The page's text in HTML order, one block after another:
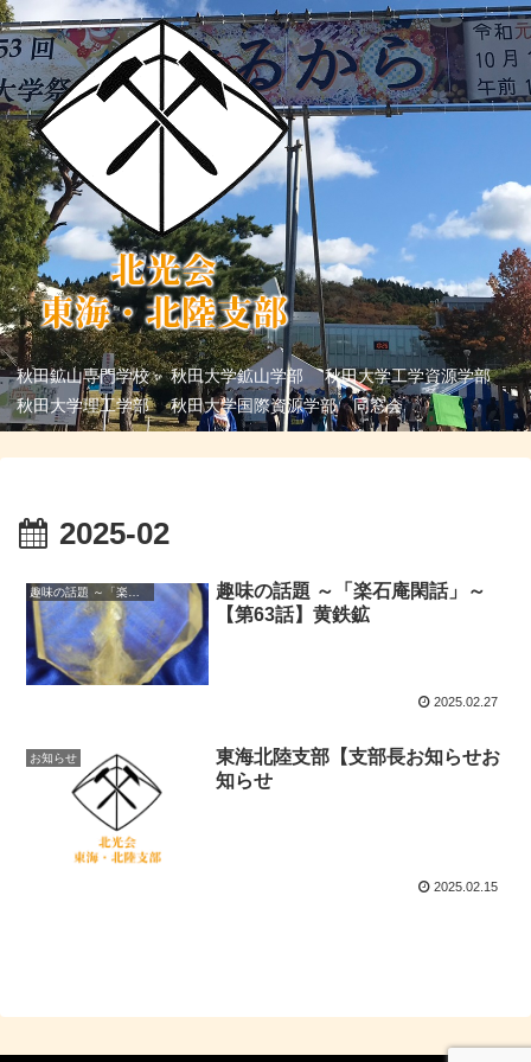
秋田鉱山専門学校 秋田大学鉱山学部 秋田大学工学資源学部
秋田大学理工学部 秋田大学国際資源学部 同窓会
2025-02
趣味の話題 ～「楽石庵閑話」～
【第63話】黄鉄鉱
2025.02.27
お知らせ
東海北陸支部【支部長お知らせお
知らせ
2025.02.15